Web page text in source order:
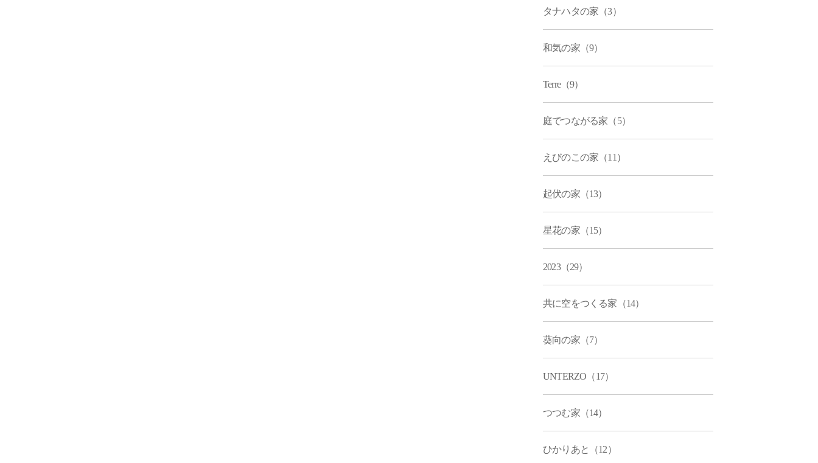
タナハタの家（3）
和気の家（9）
Terre（9）
庭でつながる家（5）
えびのこの家（11）
起伏の家（13）
星花の家（15）
2023（29）
共に空をつくる家（14）
葵向の家（7）
UNTERZO（17）
つつむ家（14）
ひかりあと（12）